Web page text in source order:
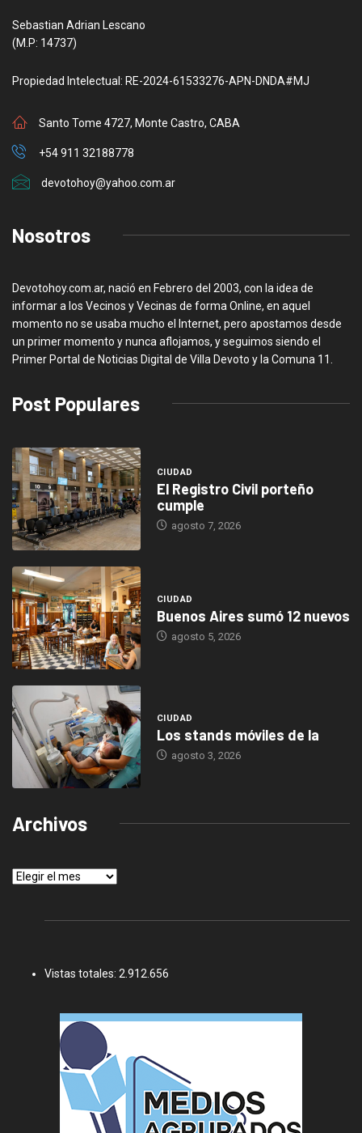
Sebastian Adrian Lescano
(M.P: 14737)
Propiedad Intelectual: RE-2024-61533276-APN-DNDA#MJ
Santo Tome 4727, Monte Castro, CABA
+54 911 32188778
devotohoy@yahoo.com.ar
Nosotros
Devotohoy.com.ar, nació en Febrero del 2003, con la idea de
informar a los Vecinos y Vecinas de forma Online, en aquel
momento no se usaba mucho el Internet, pero apostamos desde
un primer momento y nunca aflojamos, y seguimos siendo el
Primer Portal de Noticias Digital de Villa Devoto y la Comuna 11.
Post Populares
CIUDAD
El Registro Civil porteño
cumple
agosto 7, 2026
CIUDAD
Buenos Aires sumó 12 nuevos
agosto 5, 2026
CIUDAD
Los stands móviles de la
agosto 3, 2026
Archivos
Archivos
Vistas totales: 2.912.656